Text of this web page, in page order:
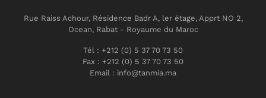
Rue Raiss Achour, Résidence Badr A, ler étage, Apprt NO 2,
Ocean, Rabat - Royaume du Maroc
Tél : +212 (0) 5 37 70 73 50
Fax : +212 (0) 5 37 70 73 50
Email : info@tanmia.ma